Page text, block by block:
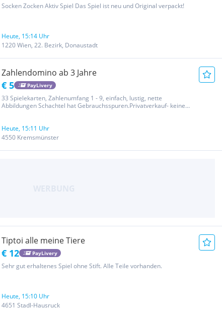
Socken Zocken Aktiv Spiel Das Spiel ist neu und Original verpackt!
Heute, 15:14 Uhr
1220 Wien, 22. Bezirk, Donaustadt
Zahlendomino ab 3 Jahre
€ 5 PayLivery
33 Spielekarten, Zahlenumfang 1 - 9, einfach, lustig, nette
Abbildungen Schachtel hat Gebrauchsspuren.Privatverkauf- keine
Heute, 15:11 Uhr
4550 Kremsmünster
Tiptoi alle meine Tiere
€ 12 PayLivery
Sehr gut erhaltenes Spiel ohne Stift. Alle Teile vorhanden.
Heute, 15:10 Uhr
4651 Stadl-Hausruck